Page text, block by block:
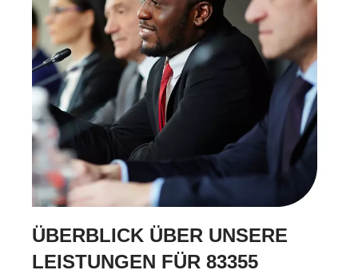
ÜBERBLICK ÜBER UNSERE
LEISTUNGEN FÜR 83355